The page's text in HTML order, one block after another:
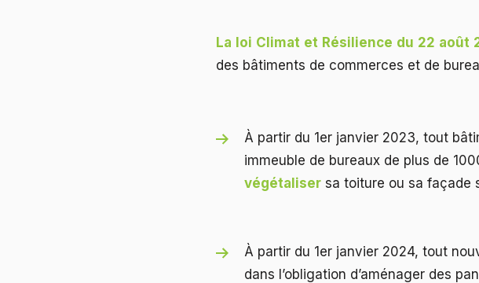
La loi Climat et Résilience du 22 août
des bâtiments de commerces et de
À partir du 1er janvier 2023, tout
immeuble de bureaux de plus de
végétalisersa toiture ou sa façade
À partir du 1er janvier 2024, tout
dans l’obligation d’aménager des